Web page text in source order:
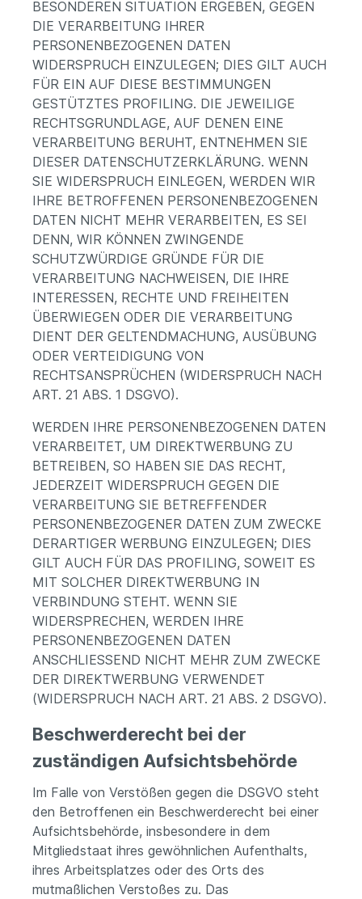
BESONDEREN SITUATION ERGEBEN, GEGEN
DIE VERARBEITUNG IHRER
PERSONENBEZOGENEN DATEN
WIDERSPRUCH EINZULEGEN; DIES GILT AUCH
FÜR EIN AUF DIESE BESTIMMUNGEN
GESTÜTZTES PROFILING. DIE JEWEILIGE
RECHTSGRUNDLAGE, AUF DENEN EINE
VERARBEITUNG BERUHT, ENTNEHMEN SIE
DIESER DATENSCHUTZERKLÄRUNG. WENN
SIE WIDERSPRUCH EINLEGEN, WERDEN WIR
IHRE BETROFFENEN PERSONENBEZOGENEN
DATEN NICHT MEHR VERARBEITEN, ES SEI
DENN, WIR KÖNNEN ZWINGENDE
SCHUTZWÜRDIGE GRÜNDE FÜR DIE
VERARBEITUNG NACHWEISEN, DIE IHRE
INTERESSEN, RECHTE UND FREIHEITEN
ÜBERWIEGEN ODER DIE VERARBEITUNG
DIENT DER GELTENDMACHUNG, AUSÜBUNG
ODER VERTEIDIGUNG VON
RECHTSANSPRÜCHEN (WIDERSPRUCH NACH
ART. 21 ABS. 1 DSGVO).
WERDEN IHRE PERSONENBEZOGENEN DATEN
VERARBEITET, UM DIREKTWERBUNG ZU
BETREIBEN, SO HABEN SIE DAS RECHT,
JEDERZEIT WIDERSPRUCH GEGEN DIE
VERARBEITUNG SIE BETREFFENDER
PERSONENBEZOGENER DATEN ZUM ZWECKE
DERARTIGER WERBUNG EINZULEGEN; DIES
GILT AUCH FÜR DAS PROFILING, SOWEIT ES
MIT SOLCHER DIREKTWERBUNG IN
VERBINDUNG STEHT. WENN SIE
WIDERSPRECHEN, WERDEN IHRE
PERSONENBEZOGENEN DATEN
ANSCHLIESSEND NICHT MEHR ZUM ZWECKE
DER DIREKTWERBUNG VERWENDET
(WIDERSPRUCH NACH ART. 21 ABS. 2 DSGVO).
Beschwerde­recht bei der
zuständigen Aufsichts­behörde
Im Falle von Verstößen gegen die DSGVO steht
den Betroffenen ein Beschwerderecht bei einer
Aufsichtsbehörde, insbesondere in dem
Mitgliedstaat ihres gewöhnlichen Aufenthalts,
ihres Arbeitsplatzes oder des Orts des
mutmaßlichen Verstoßes zu. Das